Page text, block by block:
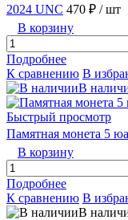
2024 UNC 470 ₽ / шт
В корзину
Подробнее
К сравнению В
В
Быстрый просмотр
Памятная монета 5
В корзину
Подробнее
К сравнению В
В